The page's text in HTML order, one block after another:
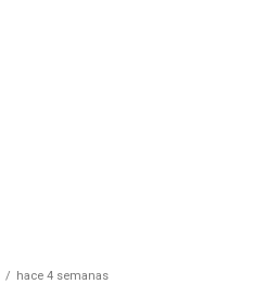
hace 4 semanas